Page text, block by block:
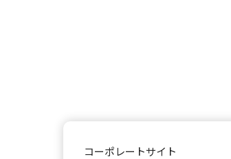
コーポレートサイト